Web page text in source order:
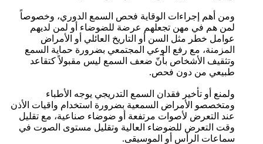
ومن أهم إجراءات الوقاية فحص السمع الدوري، وخصوصاً
لمن هم في مهن تجعلهم عرضة للضوضاء أو لمن لديهم
عوامل خطر مثل السن أو التاريخ العائلي أو الأمراض
المزمنة، مع رفع الوعي المجتمعي بضرورة حماية السمع
وتثقيف الأشخاص بأنّ ضعف السمع ليس مقبولاً كتقاعد
طبيعي من دون فحص.
ولمنع أو تأخير فقدان السمع التدريجي يوجه الأطباء
ومتخصصو الأمراض السمعية بضرورة استخدام واقيات الأذن
عند التعرض لأصوات مرتفعة أو ضوضاء صناعية، مع تقليل
وقت التعرض للضوضاء العالية وتقليل مستوى الصوت في
سماعات الرأس أو الموسيقى.